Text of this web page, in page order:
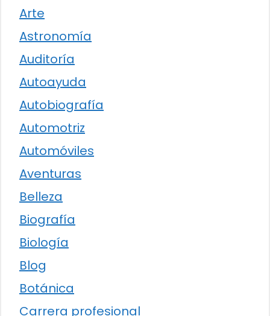
Arte
Astronomía
Auditoría
Autoayuda
Autobiografía
Automotriz
Automóviles
Aventuras
Belleza
Biografía
Biología
Blog
Botánica
Carrera profesional